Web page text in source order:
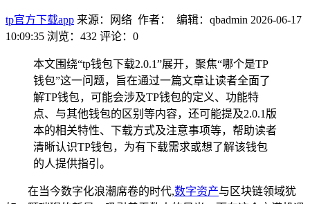
tp官方下载app 来源：网络 作者： 编辑：qbadmin 2026-06-17
10:09:35 浏览：432 评论：0
本文围绕“tp钱包下载2.0.1”展开，聚焦“哪个是TP
钱包”这一问题，旨在通过一篇文章让读者全面了
解TP钱包，可能会涉及TP钱包的定义、功能特
点、与其他钱包的区别等内容，还可能提及2.0.1版
本的相关特性、下载方式及注意事项等，帮助读者
清晰认识TP钱包，为有下载需求或想了解该钱包
的人提供指引。
在当今数字化浪潮席卷的时代,数字资产与区块链领域犹